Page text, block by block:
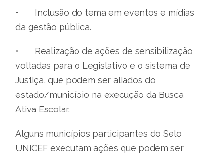
•
Inclusão do tema em eventos e mídias
da gestão pública.
•
Realização de ações de sensibilização
voltadas para o Legislativo e o sistema de
Justiça, que podem ser aliados do
estado/município na execução da Busca
Ativa Escolar.
Alguns municípios participantes do Selo
UNICEF executam ações que podem ser